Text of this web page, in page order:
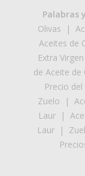
Palabras
Olivas |
Aceites de
Extra Virgen
de Aceite de
Precio
Zuelo |
Laur|
Laur|